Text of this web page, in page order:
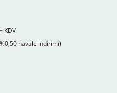
KDV
havale indirimi)